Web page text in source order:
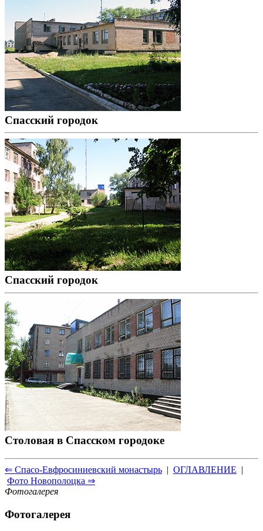
Спасский городок
Спасский городок
Столовая в Спасском городоке
⇐ Спасо-Евфросиниевский монастырь | ОГЛАВЛЕНИЕ |
Фото Новополоцка ⇒
Фотогалерея
Фотогалерея